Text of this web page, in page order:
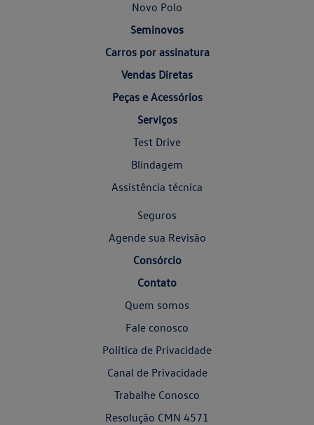
Novo Polo
Seminovos
Carros por assinatura
Vendas Diretas
Peças e Acessórios
Serviços
Test Drive
Blindagem
Assistência técnica
Seguros
Agende sua Revisão
Consórcio
Contato
Quem somos
Fale conosco
Política de Privacidade
Canal de Privacidade
Trabalhe Conosco
Resolução CMN 4571